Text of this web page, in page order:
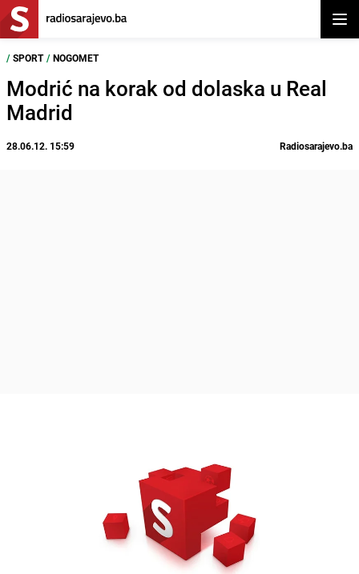
/ SPORT / NOGOMET
Modrić na korak od dolaska u Real
Madrid
28.06.12. 15:59 Radiosarajevo.ba